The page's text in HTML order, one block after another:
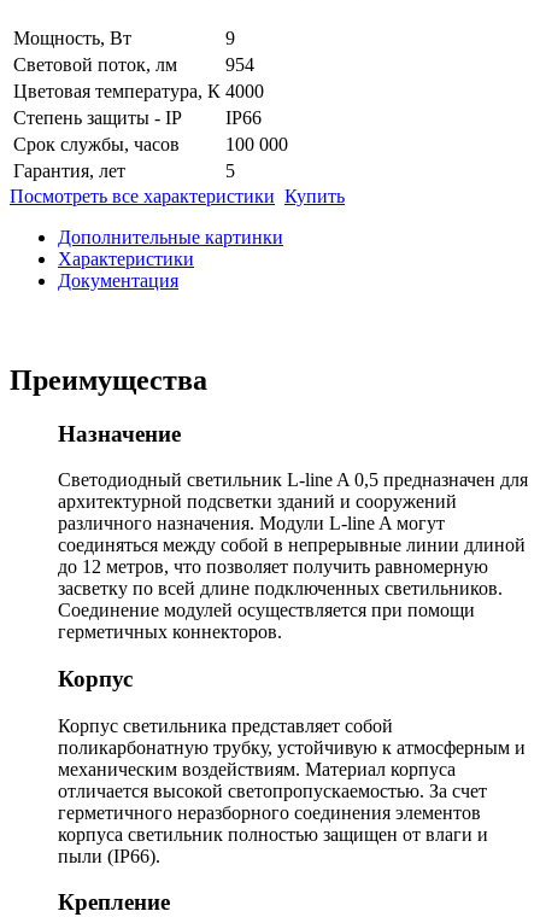
Мощность, Вт
9
Световой поток, лм
954
Цветовая температура, К 4000
Степень защиты - IP
IP66
Срок службы, часов
100 000
Гарантия, лет
5
Посмотреть все характеристики Купить
Дополнительные картинки
Характеристики
Документация
Преимущества
Назначение
Светодиодный светильник L-line A 0,5 предназначен для
архитектурной подсветки зданий и сооружений
различного назначения. Модули L-line A могут
соединяться между собой в непрерывные линии длиной
до 12 метров, что позволяет получить равномерную
засветку по всей длине подключенных светильников.
Соединение модулей осуществляется при помощи
герметичных коннекторов.
Корпус
Корпус светильника представляет собой
поликарбонатную трубку, устойчивую к атмосферным и
механическим воздействиям. Материал корпуса
отличается высокой светопропускаемостью. За счет
герметичного неразборного соединения элементов
корпуса светильник полностью защищен от влаги и
пыли (IP66).
Крепление